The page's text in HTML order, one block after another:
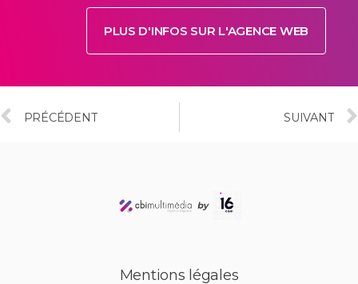
PLUS D'INFOS SUR L'AGENCE WEB
PRÉCÉDENT SUIVANT
Mentions légales